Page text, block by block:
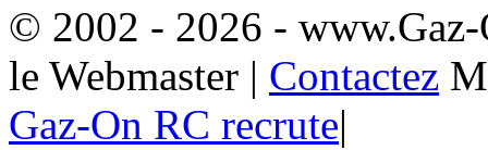
© 2002 - 2026 -
le Webmaster | Contactez
Gaz-On RC recrute|